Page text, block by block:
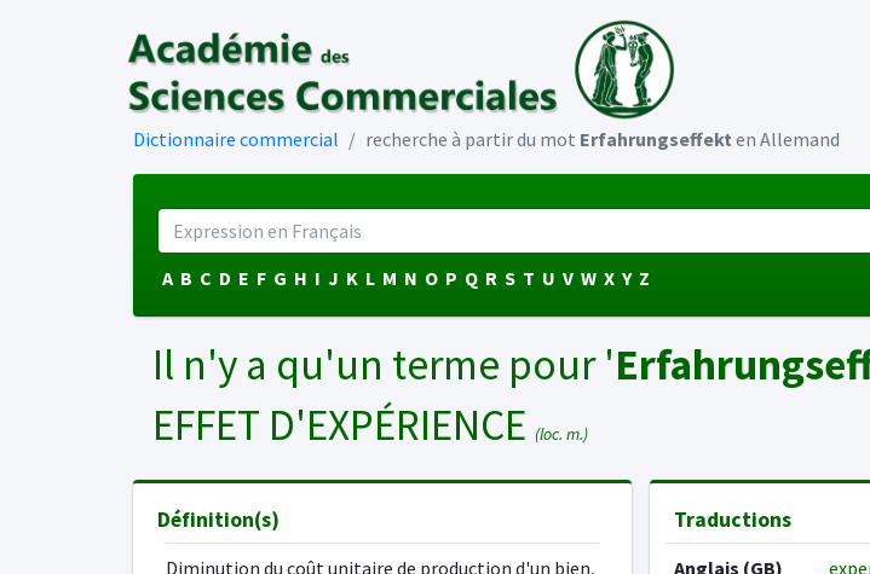
Dictionnaire commercial recherche à partir du mot Erfahrungseffekt en Allemand
A B C D E F G H I J K L M N O P Q R S T U V W X Y Z
Il n'y a qu'un terme pour '
EFFET D'EXPÉRIENCE (loc. m.)
Définition(s)
Diminution du coût unitaire de production d'un bien,
Traductions
Anglais (GB)